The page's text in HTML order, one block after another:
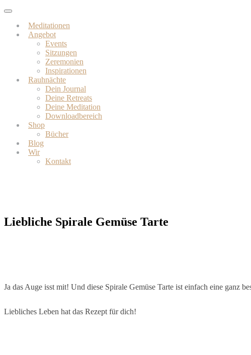
Skip
main
content
Toggle
navigationMeditationen
Angebot
Events
Sitzungen
Zeremonien
Inspirationen
Rauhnächte
Dein Journal
Deine Retreats
Deine Meditation
Downloadbereich
Shop
Bücher
Blog
Wir
Kontakt
Liebliche Spirale Gemüse Tarte
Ja das Auge isst mit! Und diese Spirale Gemüse Tarte ist einfach eine ganz
Liebliches Leben hat das Rezept für dich!